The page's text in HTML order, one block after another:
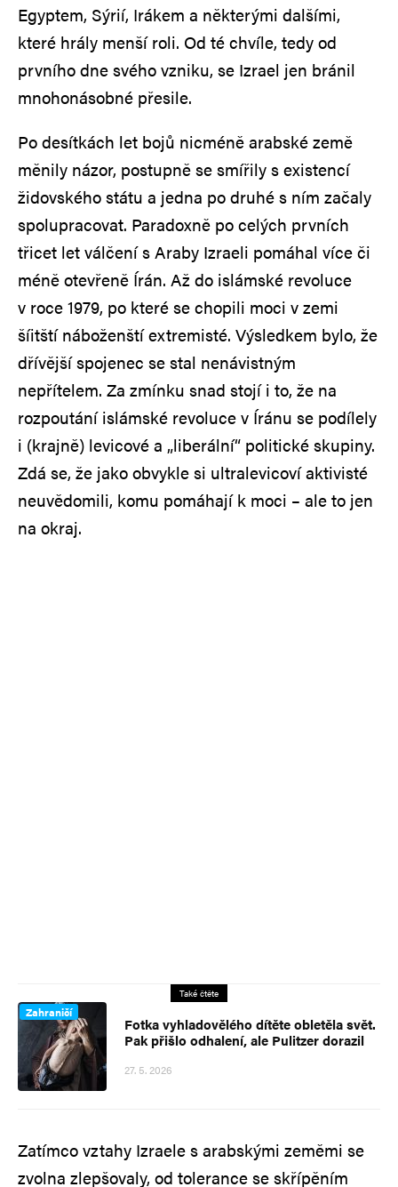
Egyptem, Sýrií, Irákem a některými dalšími,
které hrály menší roli. Od té chvíle, tedy od
prvního dne svého vzniku, se Izrael jen bránil
mnohonásobné přesile.
Po desítkách let bojů nicméně arabské země
měnily názor, postupně se smířily s existencí
židovského státu a jedna po druhé s ním začaly
spolupracovat. Paradoxně po celých prvních
třicet let válčení s Araby Izraeli pomáhal více či
méně otevřeně Írán. Až do islámské revoluce
v roce 1979, po které se chopili moci v zemi
šíitští náboženští extremisté. Výsledkem bylo, že
dřívější spojenec se stal nenávistným
nepřítelem. Za zmínku snad stojí i to, že na
rozpoutání islámské revoluce v Íránu se podílely
i (krajně) levicové a „liberální“ politické skupiny.
Zdá se, že jako obvykle si ultralevicoví aktivisté
neuvědomili, komu pomáhají k moci – ale to jen
na okraj.
Také čtěte
Zahraničí
Fotka vyhladovělého dítěte obletěla svět.
Pak přišlo odhalení, ale Pulitzer dorazil
27. 5. 2026
Zatímco vztahy Izraele s arabskými zeměmi se
zvolna zlepšovaly, od tolerance se skřípěním